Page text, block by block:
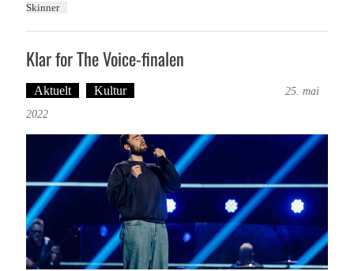
Skinner
Klar for The Voice-finalen
Aktuelt Kultur
25. mai
2022